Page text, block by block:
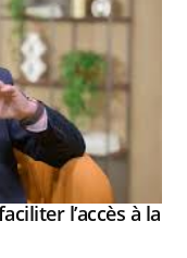
l’accès à la